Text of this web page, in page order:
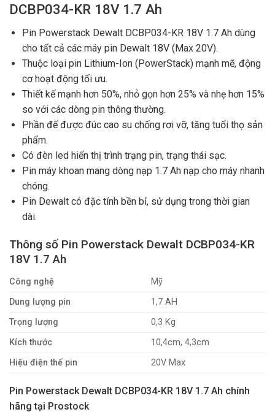
DCBP034-KR 18V 1.7 Ah
Pin Powerstack Dewalt DCBP034-KR 18V 1.7 Ah dùng
cho tất cả các máy pin Dewalt 18V (Max 20V).
Thuộc loại pin Lithium-Ion (PowerStack) mạnh mẽ, động
cơ hoạt động tối ưu.
Thiết kế mạnh hơn 50%, nhỏ gọn hơn 25% và nhẹ hơn 15%
so với các dòng pin thông thường.
Phần đế được đúc cao su chống rơi vỡ, tăng tuổi thọ sản
phẩm.
Có đèn led hiển thị trình trạng pin, trạng thái sạc.
Pin máy khoan mang dòng nạp 1.7 Ah nạp cho máy nhanh
chóng.
Pin Dewalt có đặc tính bền bỉ, sử dụng trong thời gian
dài.
Thông số Pin Powerstack Dewalt DCBP034-KR
18V 1.7 Ah
Công nghệ
Mỹ
Dung lượng pin
1,7 AH
Trọng lượng
0,3 Kg
Kích thước
10,4cm, 4,3cm
Hiệu điện thế pin
20V Max
Pin Powerstack Dewalt DCBP034-KR 18V 1.7 Ah chính
hãng tại Prostock